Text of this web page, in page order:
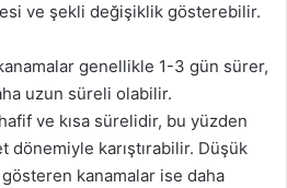
ve şekli değişiklik gösterebilir.
genellikle 1-3 gün sürer,
uzun süreli olabilir.
ve kısa sürelidir, bu yüzden
dönemiyle karıştırabilir. Düşük
kanamalar ise daha